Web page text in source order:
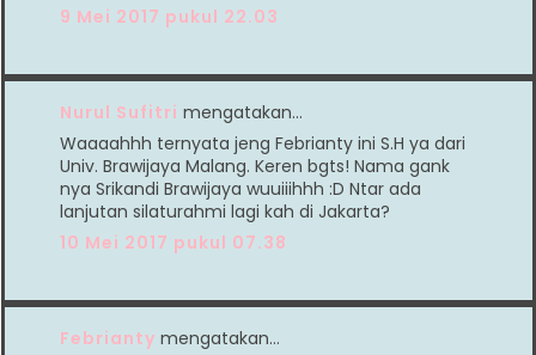
9 Mei 2017 pukul 22.03
Nurul Sufitri mengatakan…
Waaaahhh ternyata jeng Febrianty ini S.H ya dari
Univ. Brawijaya Malang. Keren bgts! Nama gank
nya Srikandi Brawijaya wuuiiihhh :D Ntar ada
lanjutan silaturahmi lagi kah di Jakarta?
10 Mei 2017 pukul 07.38
Febrianty mengatakan…